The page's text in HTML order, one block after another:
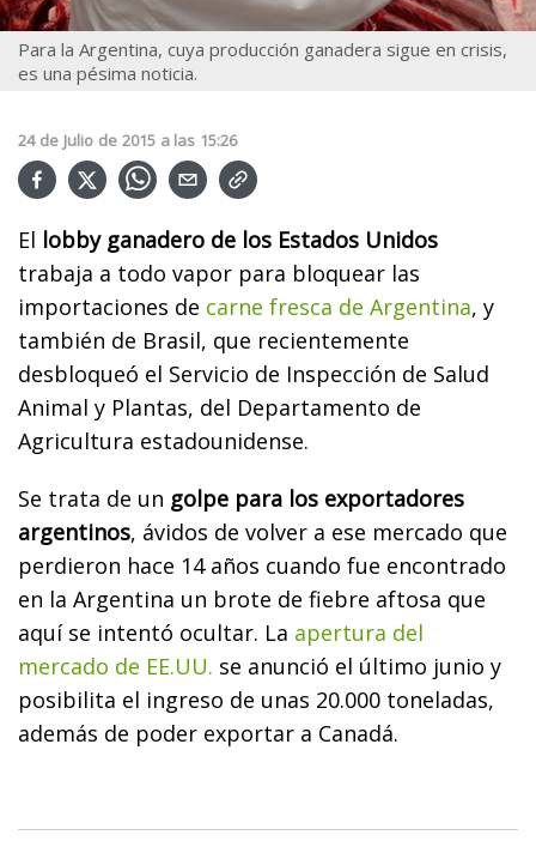
Para la Argentina, cuya producción ganadera sigue en crisis,
es una pésima noticia.
24 de Julio de 2015 a las 15:26
El lobby ganadero de los Estados Unidos
trabaja a todo vapor para bloquear las
importaciones de carne fresca de Argentina, y
también de Brasil, que recientemente
desbloqueó el Servicio de Inspección de Salud
Animal y Plantas, del Departamento de
Agricultura estadounidense.
Se trata de un golpe para los exportadores
argentinos, ávidos de volver a ese mercado que
perdieron hace 14 años cuando fue encontrado
en la Argentina un brote de fiebre aftosa que
aquí se intentó ocultar. La apertura del
mercado de EE.UU. se anunció el último junio y
posibilita el ingreso de unas 20.000 toneladas,
además de poder exportar a Canadá.